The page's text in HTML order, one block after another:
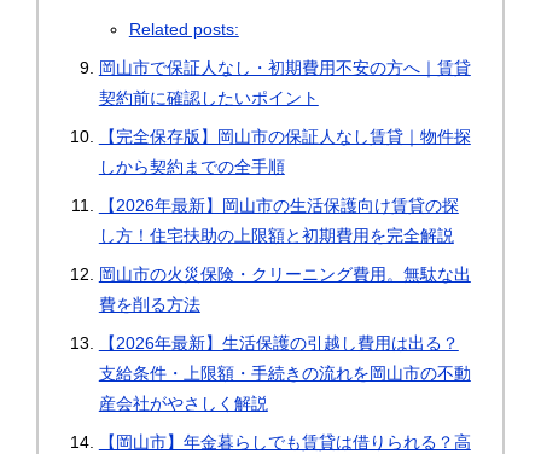
Related posts:
岡山市で保証人なし・初期費用不安の方へ｜賃貸
契約前に確認したいポイント
【完全保存版】岡山市の保証人なし賃貸｜物件探
しから契約までの全手順
【2026年最新】岡山市の生活保護向け賃貸の探
し方！住宅扶助の上限額と初期費用を完全解説
岡山市の火災保険・クリーニング費用。無駄な出
費を削る方法
【2026年最新】生活保護の引越し費用は出る？
支給条件・上限額・手続きの流れを岡山市の不動
産会社がやさしく解説
【岡山市】年金暮らしでも賃貸は借りられる？高